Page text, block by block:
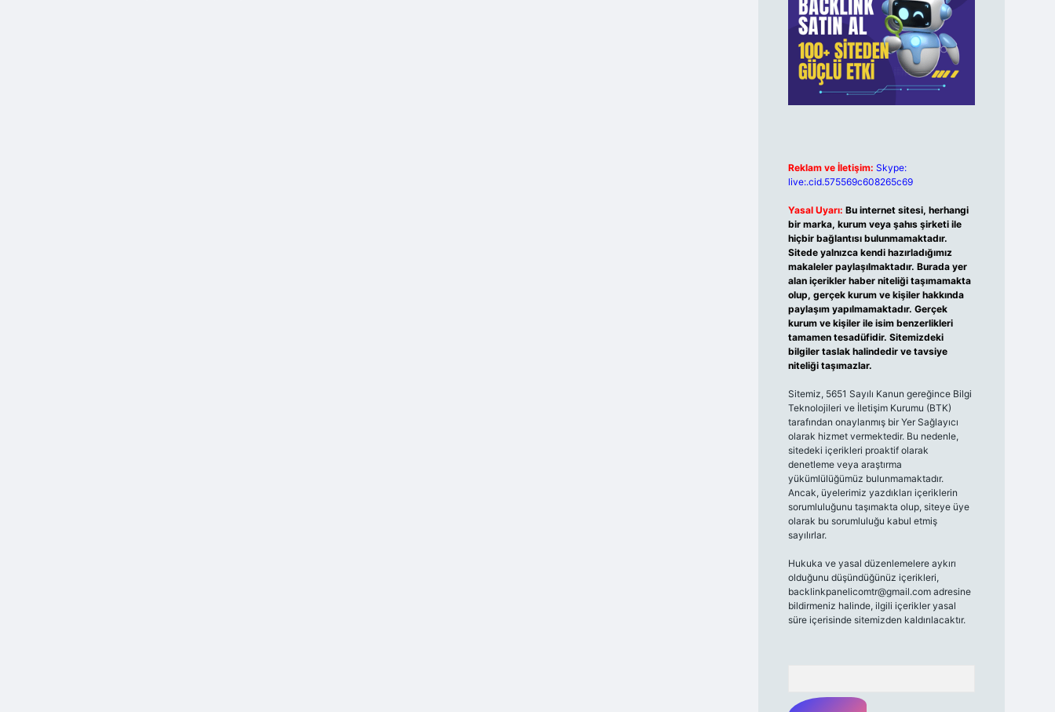
Reklam ve İletişim: Skype:
live:.cid.575569c608265c69
Yasal Uyarı: Bu internet sitesi, herhangi
bir marka, kurum veya şahıs şirketi ile
hiçbir bağlantısı bulunmamaktadır.
Sitede yalnızca kendi hazırladığımız
makaleler paylaşılmaktadır. Burada yer
alan içerikler haber niteliği taşımamakta
olup, gerçek kurum ve kişiler hakkında
paylaşım yapılmamaktadır. Gerçek
kurum ve kişiler ile isim benzerlikleri
tamamen tesadüfidir. Sitemizdeki
bilgiler taslak halindedir ve tavsiye
niteliği taşımazlar.
Sitemiz, 5651 Sayılı Kanun gereğince Bilgi
Teknolojileri ve İletişim Kurumu (BTK)
tarafından onaylanmış bir Yer Sağlayıcı
olarak hizmet vermektedir. Bu nedenle,
sitedeki içerikleri proaktif olarak
denetleme veya araştırma
yükümlülüğümüz bulunmamaktadır.
Ancak, üyelerimiz yazdıkları içeriklerin
sorumluluğunu taşımakta olup, siteye üye
olarak bu sorumluluğu kabul etmiş
sayılırlar.
Hukuka ve yasal düzenlemelere aykırı
olduğunu düşündüğünüz içerikleri,
backlinkpanelicomtr@gmail.comadresine
bildirmeniz halinde, ilgili içerikler yasal
süre içerisinde sitemizden kaldırılacaktır.